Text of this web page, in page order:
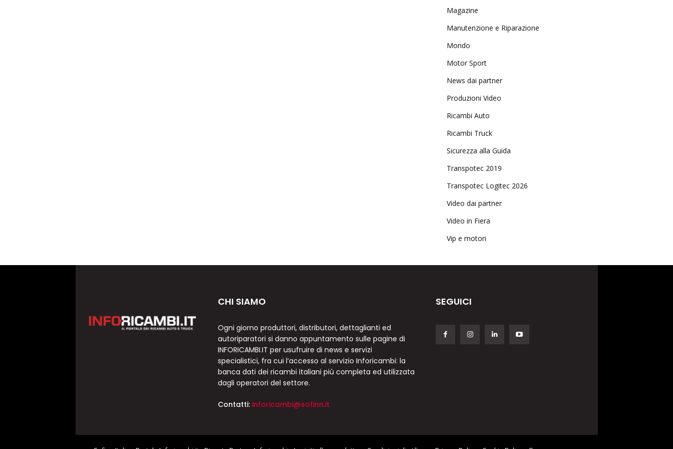
Magazine
Manutenzione e Riparazione
Mondo
Motor Sport
News dai partner
Produzioni Video
Ricambi Auto
Ricambi Truck
Sicurezza alla Guida
Transpotec 2019
Transpotec Logitec 2026
Video dai partner
Video in Fiera
Vip e motori
CHI SIAMO
Ogni giorno produttori, distributori, dettaglianti ed
autoriparatori si danno appuntamento sulle pagine di
INFORICAMBI.IT per usufruire di news e servizi
specialistici, fra cui l’accesso al servizio Inforicambi: la
banca dati dei ricambi italiani più completa ed utilizzata
dagli operatori del settore.
Contatti: inforicambi@sofinn.it
SEGUICI